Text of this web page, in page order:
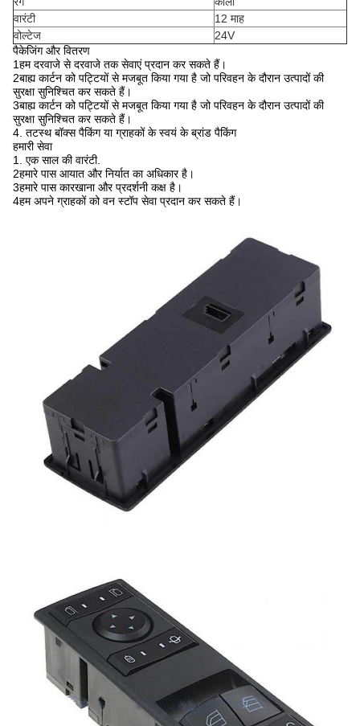
वारंटी
12 माह
वोल्टेज
24V
पैकेजिंग और वितरण
1हम दरवाजे से दरवाजे तक सेवाएं प्रदान कर सकते हैं।
2बाह्य कार्टन को पट्टियों से मजबूत किया गया है जो परिवहन के दौरान उत्पादों की
सुरक्षा सुनिश्चित कर सकते हैं।
3बाह्य कार्टन को पट्टियों से मजबूत किया गया है जो परिवहन के दौरान उत्पादों की
सुरक्षा सुनिश्चित कर सकते हैं।
4. तटस्थ बॉक्स पैकिंग या ग्राहकों के स्वयं के ब्रांड पैकिंग
हमारी सेवा
1. एक साल की वारंटी.
2हमारे पास आयात और निर्यात का अधिकार है।
3हमारे पास कारखाना और प्रदर्शनी कक्ष है।
4हम अपने ग्राहकों को वन स्टॉप सेवा प्रदान कर सकते हैं।